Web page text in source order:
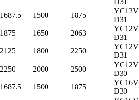
D31
1687.5 1500 1875
D31
1875 1650 2063
D31
2125 1800 2250
D31
2250 2000 2500
D30
1687.5 1500 1875
D30